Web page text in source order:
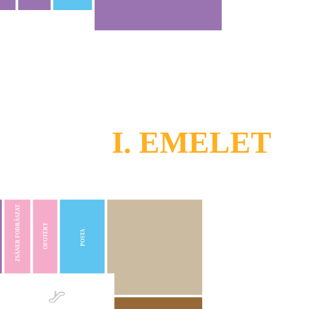
I. EMELET
ZSÁNER FODRÁSZAT OFOTÉRT POSTA